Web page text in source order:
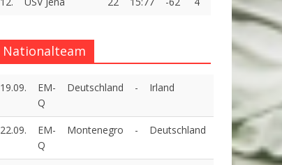
Nationalteam
19.09.
EM-
Q
Deutschland - Irland
22.09.
EM-
Q
Montenegro - Deutschland